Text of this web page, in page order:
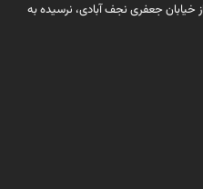
از خیابان جعفری نجف آبادی، نرسیده به